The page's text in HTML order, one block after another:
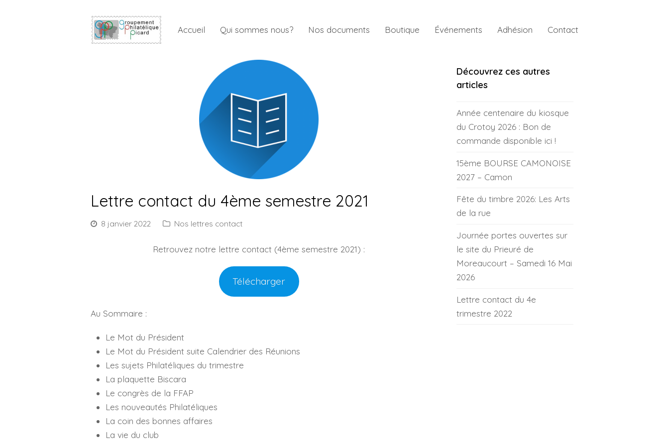
Accueil Qui sommes nous? Nos documents Boutique Événements Adhésion Contact
Lettre contact du 4ème semestre 2021
8 janvier 2022 Nos lettres contact
Retrouvez notre lettre contact (4ème semestre 2021) :
Télécharger
Au Sommaire :
Le Mot du Président
Le Mot du Président suite Calendrier des Réunions
Les sujets Philatéliques du trimestre
La plaquette Biscara
Le congrès de la FFAP
Les nouveautés Philatéliques
La coin des bonnes affaires
La vie du club
Découvrez ces autres
articles
Année centenaire du kiosque
du Crotoy 2026 : Bon de
commande disponible ici !
15ème BOURSE CAMONOISE
2027 – Camon
Fête du timbre 2026: Les Arts
de la rue
Journée portes ouvertes sur
le site du Prieuré de
Moreaucourt – Samedi 16 Mai
2026
Lettre contact du 4e
trimestre 2022